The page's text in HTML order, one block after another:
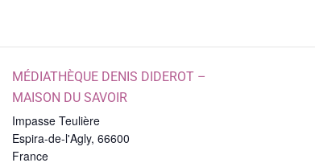
MÉDIATHÈQUE DENIS DIDEROT –
MAISON DU SAVOIR
Impasse Teulière
Espira-de-l'Agly, 66600
France